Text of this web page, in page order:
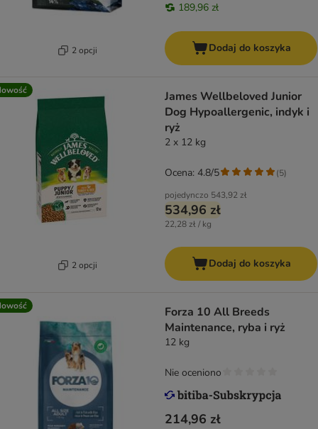
2 opcji
189,96 zł
Dodaj do koszyka
2 opcji
James Wellbeloved Junior
Dog Hypoallergenic, indyk i
ryż
2 x 12 kg
pojedynczo 543,92 zł
534,96 zł
22,28 zł / kg
Ocena: 4.8/5 (5)
Dodaj do koszyka
Forza 10 All Breeds
Maintenance, ryba i ryż
12 kg
214,96 zł
Nie oceniono